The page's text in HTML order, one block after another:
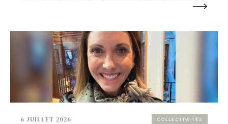
6 JUILLET 2026 COLLECTIVITÉS